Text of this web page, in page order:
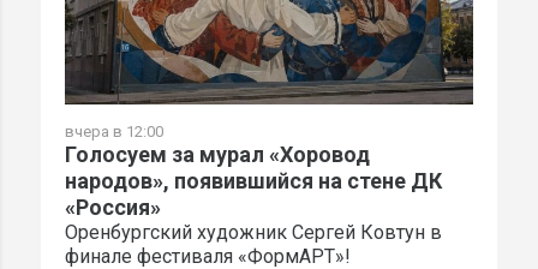
вчера в 12:00
Голосуем за мурал «Хоровод
народов», появившийся на стене ДК
«Россия»
Оренбургский художник Сергей Ковтун в
финале фестиваля «ФормАРТ»!